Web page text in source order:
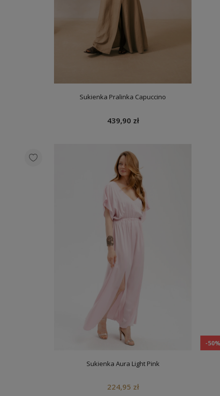
Sukienka Pralinka Capuccino
439,90 zł
-
Sukienka Aura Light Pink
224,95 zł